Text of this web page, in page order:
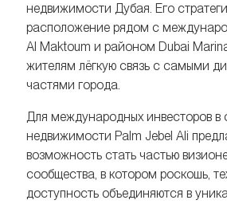
недвижимости Дубая. Его
расположение рядом с
Al Maktoum и районом Dubai
жителям лёгкую связь с самыми
частями города.
Для международных инвесторов в
недвижимости Palm Jebel Ali
возможность стать частью
сообщества, в котором роскошь,
доступность объединяются в